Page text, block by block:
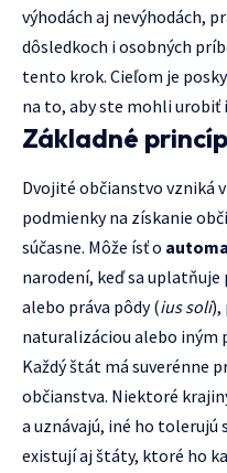
výhodách aj nevýhodách,
dôsledkoch i osobných
tento krok. Cieľom je
na to, aby ste mohli
Základné
Dvojité občianstvo vzniká
podmienky na získanie
súčasne. Môže ísť o
narodení, keď sa uplatňuje
alebo práva pôdy (ius soli),
naturalizáciou alebo iným
Každý štát má suverénne
občianstva. Niektoré
a uznávajú, iné ho tolerujú
existují aj štáty, ktoré ho